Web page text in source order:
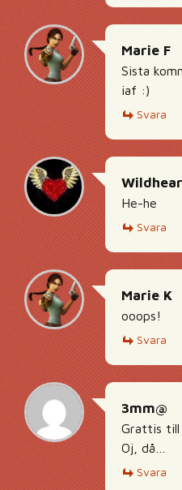
Marie F
Sista
iaf :)
Svara
He-he
Svara
Marie K
ooops!
Svara
3mm@
Grattis till
Oj, då…
Svara